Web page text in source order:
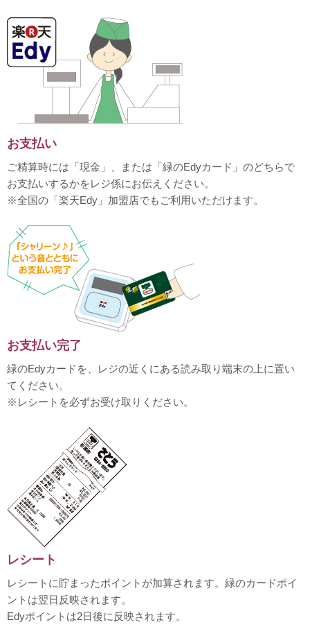
お支払い
ご精算時には「現金」、または「緑のEdyカード」のどちらで
お支払いするかをレジ係にお伝えください。
※全国の「楽天Edy」加盟店でもご利用いただけます。
お支払い完了
緑のEdyカードを、レジの近くにある読み取り端末の上に置い
てください。
※レシートを必ずお受け取りください。
レシート
レシートに貯まったポイントが加算されます。緑のカードポイ
ントは翌日反映されます。
Edyポイントは2日後に反映されます。